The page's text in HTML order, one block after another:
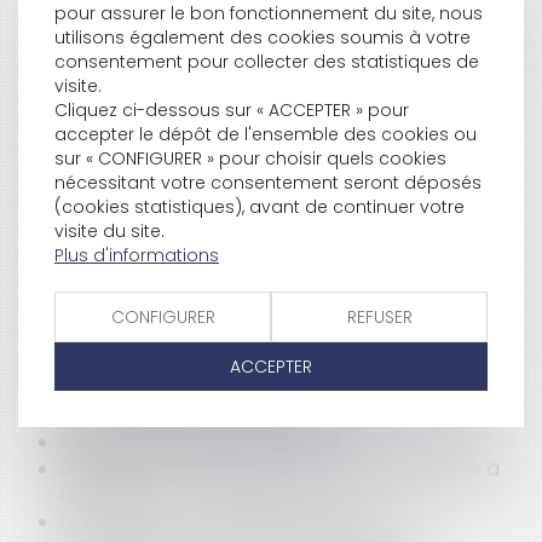
difficiles
Couples en instance de divorce: les devoirs du
mariage subsistent pendant la procédure de
divorce
Divorces transfrontaliers Européens: une
avancée pour 14 membres de l’U.E
Application d'un taux réduit de TVA aux
prestations AJ: non conformité de la France
L’indemnisation du salarié suite à une
déclaration d’inaptitude d’origine
Cession des droits sociaux: la fragilité des
clauses statutaires
Les chèques vacances
La loi du 9 juin 2010 relative à la création des
Blanchiment de capitaux: la France rappelée à
pour assurer le bon fonctionnement du site, nous
utilisons également des cookies soumis à votre
consentement pour collecter des statistiques de
visite.
Cliquez ci-dessous sur « ACCEPTER » pour
accepter le dépôt de l'ensemble des cookies ou
sur « CONFIGURER » pour choisir quels cookies
nécessitant votre consentement seront déposés
(cookies statistiques), avant de continuer votre
visite du site.
Plus d'informations
CONFIGURER REFUSER
ACCEPTER